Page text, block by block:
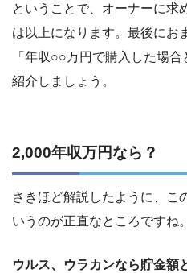
ということで、オーナーに求
は以上になります。最後にお
「年収○○万円で購入した場
紹介しましょう。
2,000年収万円なら？
さきほど解説したように、こ
いうのが正直なところですね。
ウルス、ウラカンなら貯金額